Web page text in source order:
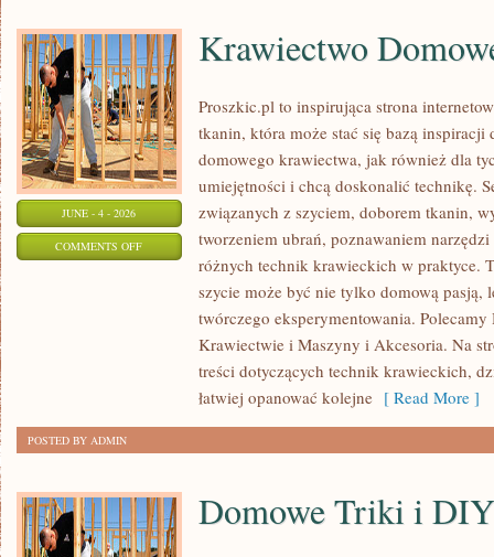
JUNE - 4 - 2026
COMMENTS OFFON
KRAWIECTWO
Krawiectwo
Proszkic.pl to inspirująca strona
tkanin, która może stać się bazą
domowego krawiectwa, jak również dla
umiejętności i chcą doskonalić technikę.
związanych z szyciem, doborem tkanin,
tworzeniem ubrań, poznawaniem
różnych technik krawieckich w praktyce.
szycie może być nie tylko domową pasją,
twórczego eksperymentowania.
Krawiectwie i Maszyny i Akcesoria. Na
treści dotyczących technik krawieckich,
łatwiej opanować kolejne [ Read More ]
POSTED BY ADMIN
Domowe Triki i DIY